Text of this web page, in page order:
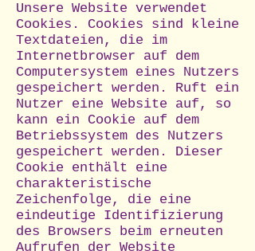
Unsere Website verwendet
Cookies. Cookies sind kleine
Textdateien, die im
Internetbrowser auf dem
Computersystem eines Nutzers
gespeichert werden. Ruft ein
Nutzer eine Website auf, so
kann ein Cookie auf dem
Betriebssystem des Nutzers
gespeichert werden. Dieser
Cookie enthält eine
charakteristische
Zeichenfolge, die eine
eindeutige Identifizierung
des Browsers beim erneuten
Aufrufen der Website